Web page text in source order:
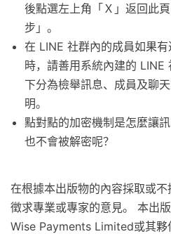
後點選左上角「Ｘ」返回此
步」。
在 LINE 社群內的成員如果
時，請善用系統內建的 LINE
下分為檢舉訊息、成員及聊
明。
點對點的加密機制是怎麼讓
也不會被解密呢？
在根據本出版物的內容採取或
徵求專業或專家的意見。 本出
Wise Payments Limited或其夥